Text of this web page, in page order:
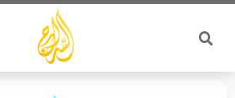
تخطي
المحتوى